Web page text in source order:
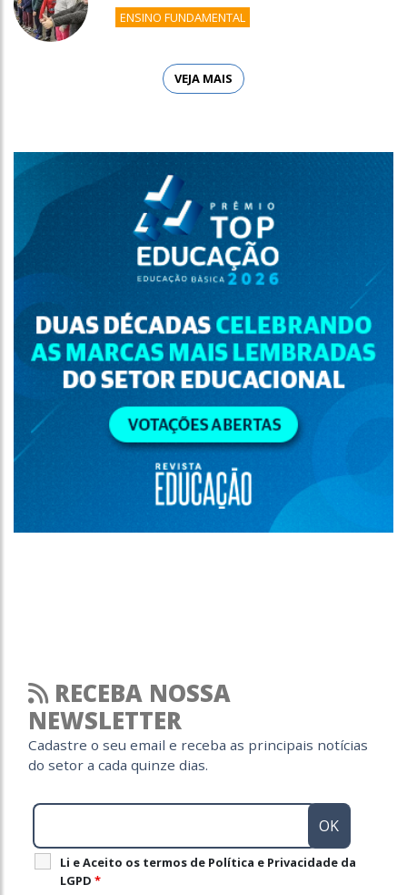
ENSINO FUNDAMENTAL
VEJA MAIS
RECEBA NOSSA
NEWSLETTER
Cadastre o seu email e receba as principais notícias
do setor a cada quinze dias.
Li e Aceito os termos de Política e Privacidade da
LGPD *